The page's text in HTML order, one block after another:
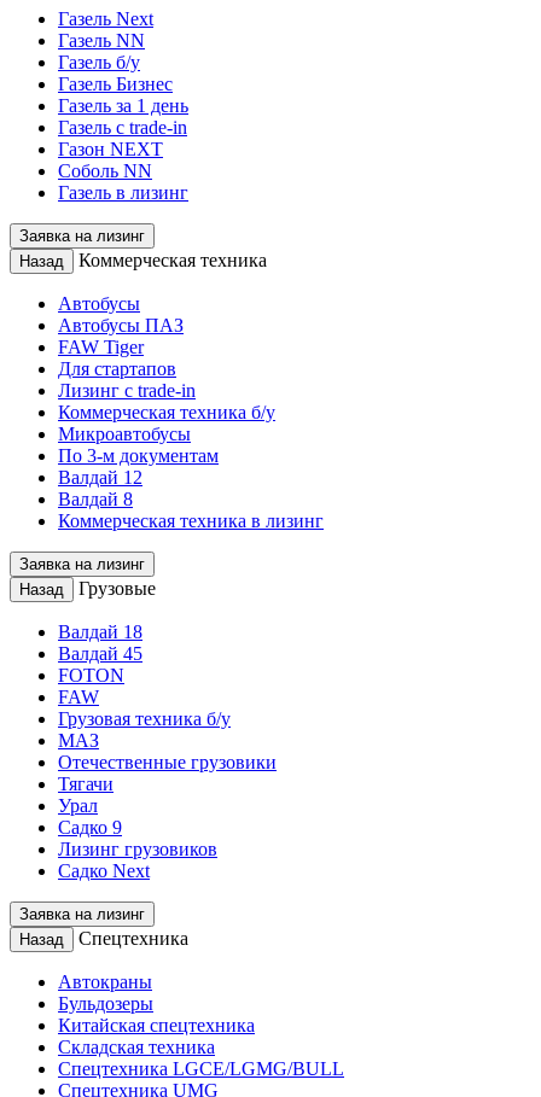
Газель Next
Газель NN
Газель б/у
Газель Бизнес
Газель за 1 день
Газель с trade-in
Газон NEXT
Соболь NN
Газель в лизинг
Заявка на лизинг
Назад
Коммерческая техника
Автобусы
Автобусы ПАЗ
FAW Tiger
Для стартапов
Лизинг с trade-in
Коммерческая техника б/у
Микроавтобусы
По 3-м документам
Валдай 12
Валдай 8
Коммерческая техника в лизинг
Заявка на лизинг
Назад
Грузовые
Валдай 18
Валдай 45
FOTON
FAW
Грузовая техника б/у
МАЗ
Отечественные грузовики
Тягачи
Урал
Садко 9
Лизинг грузовиков
Садко Next
Заявка на лизинг
Назад
Спецтехника
Автокраны
Бульдозеры
Китайская спецтехника
Складская техника
Спецтехника LGCE/LGMG/BULL
Спецтехника UMG